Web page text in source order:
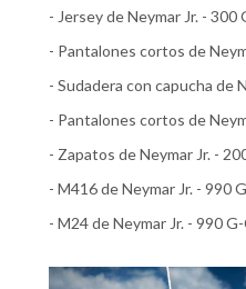
- Jersey de Neymar Jr. - 300
- Pantalones cortos de
- Sudadera con capucha de
- Pantalones cortos de
- Zapatos de Neymar Jr. -
- M416 de Neymar Jr. - 990
- M24 de Neymar Jr. - 990